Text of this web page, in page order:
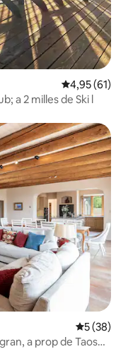
4,95 de
4,95 (61)
a 2 milles de Ski l
5 de
5 (38)
a prop de Taos